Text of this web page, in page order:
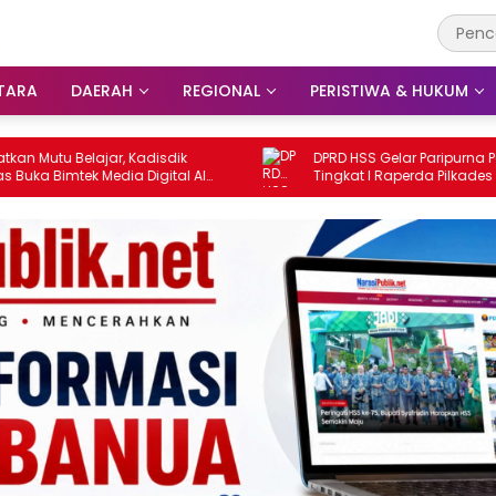
DAERAH REGIONAL PERISTIWA & HUKUM
Kadisdik
Digital AI
DPRD HSS Gelar Paripurna Pembicaraan
Tingkat I Raperda Pilkades